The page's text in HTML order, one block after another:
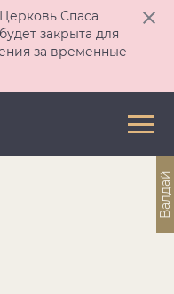
Церковь Спаса
закрыта для
за временные
Валдай